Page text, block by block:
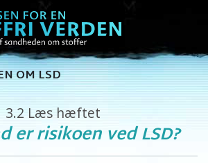
OM LSD
3.2 Læs hæftet
er risikoen ved LSD?